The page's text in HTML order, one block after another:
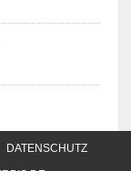
DATENSCHUTZ